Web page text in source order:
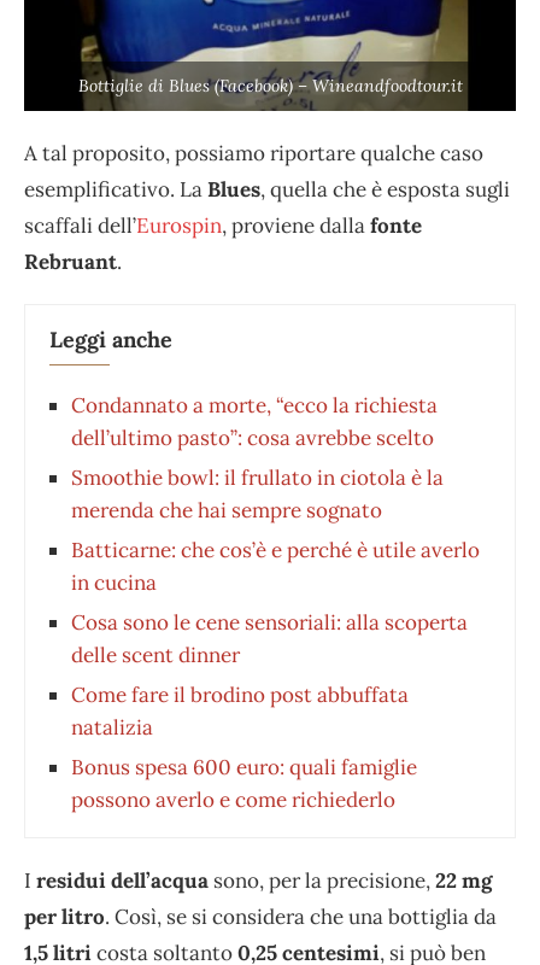
Bottiglie di Blues (Facebook) – Wineandfoodtour.it
A tal proposito, possiamo riportare qualche caso
esemplificativo. LaBlues, quella che è esposta sugli
scaffali dell’Eurospin, proviene dallafonte
Rebruant.
Leggi anche
Condannato a morte, “ecco la richiesta
dell’ultimo pasto”: cosa avrebbe scelto
Smoothie bowl: il frullato in ciotola è la
merenda che hai sempre sognato
Batticarne: che cos’è e perché è utile averlo
in cucina
Cosa sono le cene sensoriali: alla scoperta
delle scent dinner
⁠Come fare il brodino post abbuffata
natalizia
Bonus spesa 600 euro: quali famiglie
possono averlo e come richiederlo
I residui dell’acqua sono, per la precisione,22 mg
per litro. Così, se si considera che una bottiglia da
1,5 litricosta soltanto0,25 centesimi, si può ben